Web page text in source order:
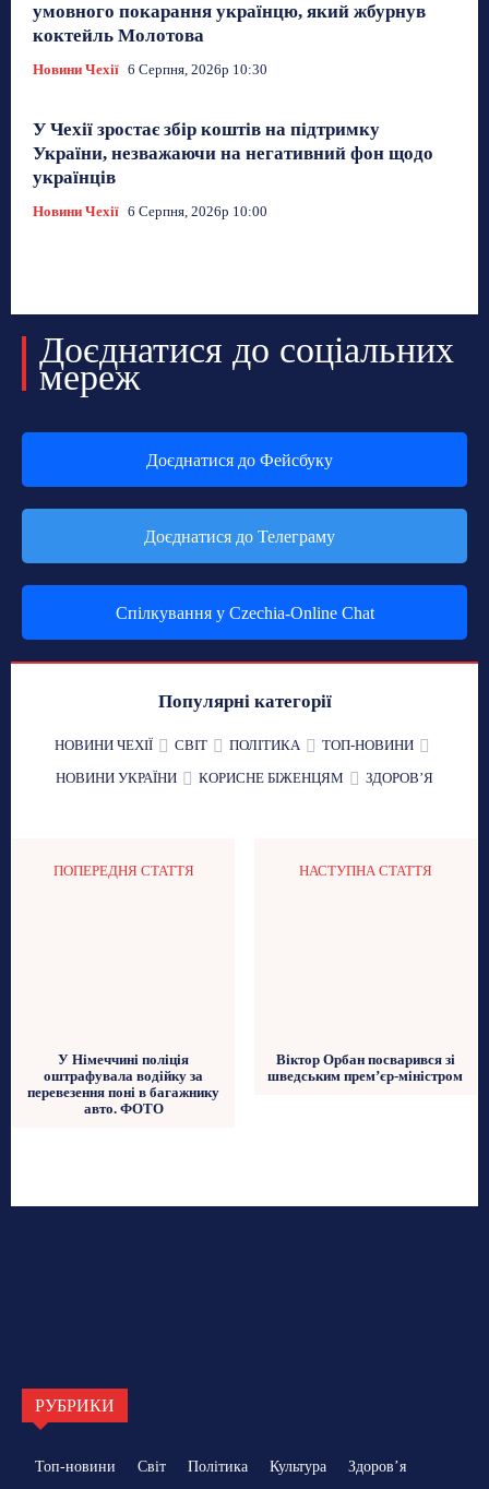
умовного покарання українцю, який жбурнув
коктейль Молотова
Новини Чехії 6 Серпня, 2026р 10:30
У Чехії зростає збір коштів на підтримку
України, незважаючи на негативний фон щодо
українців
Новини Чехії 6 Серпня, 2026р 10:00
Доєднатися до соціальних
мереж
Доєднатися до Фейсбуку
Доєднатися до Телеграму
Спілкування у Czechia-Online Chat
Популярні категорії
НОВИНИ ЧЕХІЇ СВІТ ПОЛІТИКА
ТОП-НОВИНИ
НОВИНИ УКРАЇНИ
КОРИСНЕ БІЖЕНЦЯМ ЗДОРОВʼЯ
ПОПЕРЕДНЯ СТАТТЯ
У Німеччині поліція
оштрафувала водійку за
перевезення поні в багажнику
авто. ФОТО
НАСТУПНА СТАТТЯ
Віктор Орбан посварився зі
шведським прем’єр-міністром
РУБРИКИ
Топ-новини Світ Політика Культура
Здоровʼя